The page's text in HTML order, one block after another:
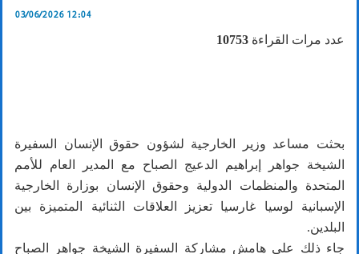
03/06/2026 12:04
عدد مرات القراءة 10753
بحثت مساعد وزير الخارجية لشؤون حقوق الإنسان السفيرة
الشيخة جواهر إبراهيم الدعيج الصباح مع المدير العام للأمم
المتحدة والمنظمات الدولية وحقوق الإنسان بوزارة الخارجية
الإسبانية لوسيا غارسيا تعزيز العلاقات الثنائية المتميزة بين
البلدين.
جاء ذلك على هامش مشاركة السفيرة الشيخة جواهر الصباح